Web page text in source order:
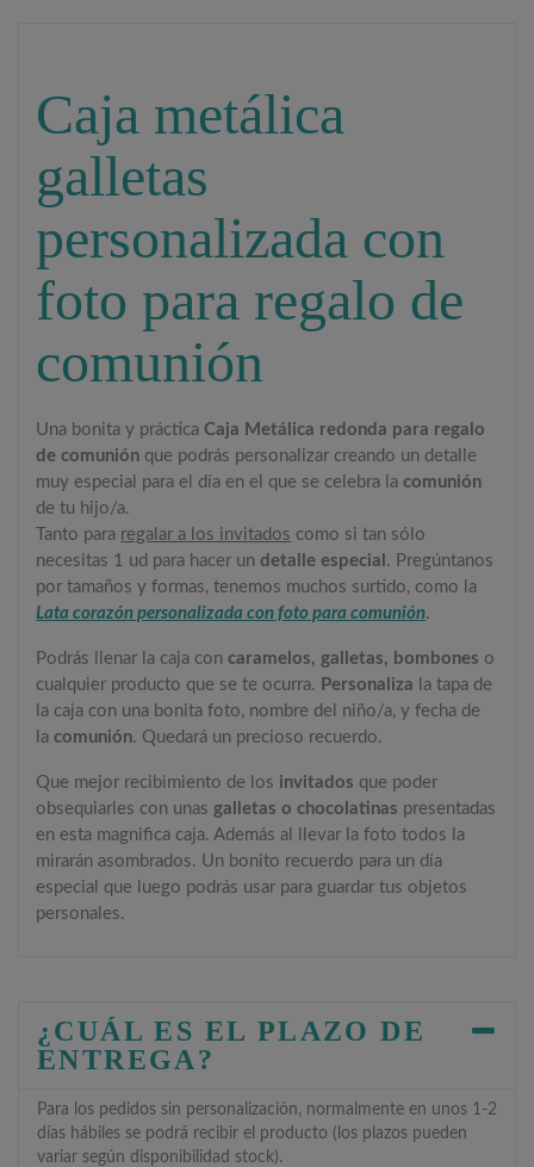
Caja metálica
galletas
personalizada con
foto para regalo de
comunión
Una bonita y prácticaCaja Metálica redonda para regalo
de comunión que podrás personalizar creando un detalle
muy especial para el día en el que se celebra lacomunión
de tu hijo/a.
Tanto para regalar a los invitados como si tan sólo
necesitas 1 ud para hacer undetalle especial . Pregúntanos
por tamaños y formas, tenemos muchos surtido, como la
Lata corazón personalizada con foto para comunión.
Podrás llenar la caja concaramelos, galletas, bombones o
cualquier producto que se te ocurra. Personaliza la tapa de
la caja con una bonita foto, nombre del niño/a, y fecha de
lacomunión. Quedará un precioso recuerdo.
Que mejor recibimiento de los invitados que poder
obsequiarles con unas galletas o chocolatinas presentadas
en esta magnifica caja. Además al llevar la foto todos la
mirarán asombrados. Un bonito recuerdo para un día
especial que luego podrás usar para guardar tus objetos
personales.
¿CUÁL ES EL PLAZO DE
ENTREGA?
Para los pedidos sin personalización, normalmente en unos 1-2
días hábiles se podrá recibir el producto (los plazos pueden
variar según disponibilidad stock).